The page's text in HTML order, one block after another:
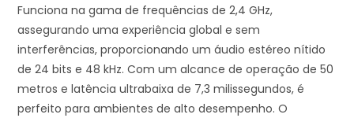
Funciona na gama de frequências de 2,4 GHz,
assegurando uma experiência global e sem
interferências, proporcionando um áudio estéreo nítido
de 24 bits e 48 kHz. Com um alcance de operação de 50
metros e latência ultrabaixa de 7,3 milissegundos, é
perfeito para ambientes de alto desempenho. O